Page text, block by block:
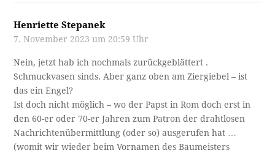
Henriette Stepanek
7. November 2023 um 20:59 Uhr
Nein, jetzt hab ich nochmals zurückgeblättert .
Schmuckvasen sinds. Aber ganz oben am Ziergiebel – ist
das ein Engel?
Ist doch nicht möglich – wo der Papst in Rom doch erst in
den 60-er oder 70-er Jahren zum Patron der drahtlosen
Nachrichtenübermittlung (oder so) ausgerufen hat …
(womit wir wieder beim Vornamen des Baumeisters